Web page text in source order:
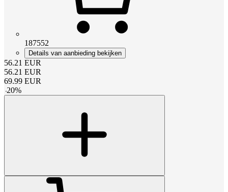
187552
Details van aanbieding bekijken
56.21 EUR
56.21 EUR
69.99 EUR
-20%